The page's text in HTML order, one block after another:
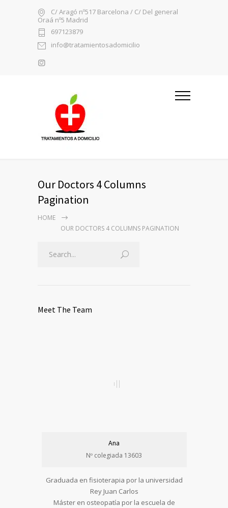
C/ Aragó nº517 Barcelona / C/ Del general
Oraá nº5 Madrid
697123879
info@tratamientosadomicilio
Our Doctors 4 Columns
Pagination
HOME
OUR DOCTORS 4 COLUMNS PAGINATION
Meet The Team
Ana
Nº colegiada 13603
Graduada en fisioterapia por la universidad
Rey Juan Carlos
Máster en osteopatía por la escuela de